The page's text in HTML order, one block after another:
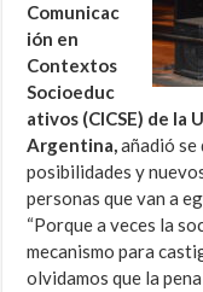
Comunicac
ión en
Contextos
Socioeduc
ativos (CICSE) de la
Argentina,añadió se
posibilidades y
personas que van a
“Porque a veces la
mecanismo para
olvidamos que la